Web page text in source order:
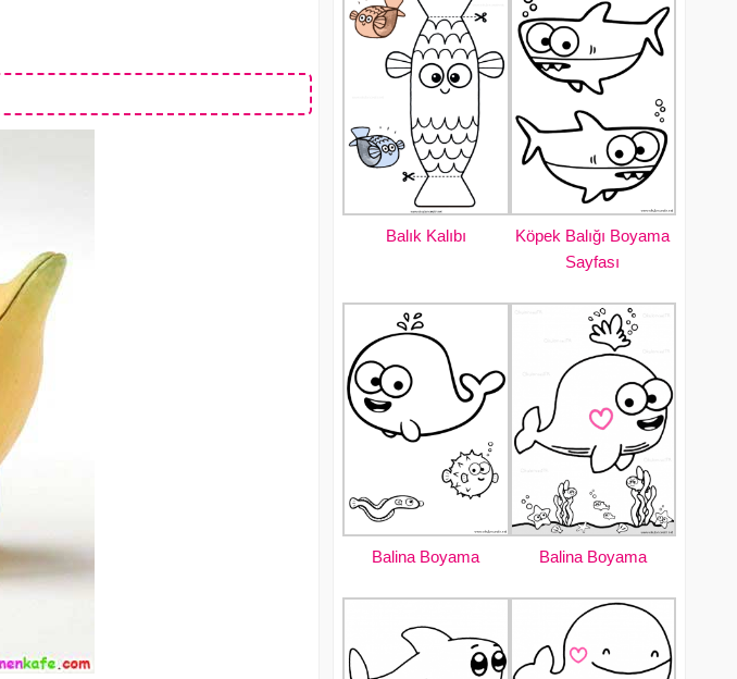
Balık Kalıbı
Köpek Balığı Boyama
Sayfası
Balina Boyama Balina Boyama